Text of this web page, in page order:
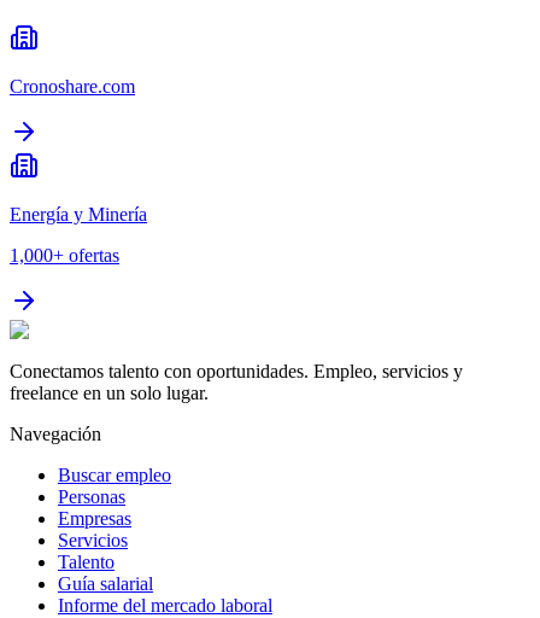
Cronoshare.com
Energía y Minería
1,000+ ofertas
Conectamos talento con oportunidades. Empleo, servicios y
freelance en un solo lugar.
Navegación
Buscar empleo
Personas
Empresas
Servicios
Talento
Guía salarial
Informe del mercado laboral